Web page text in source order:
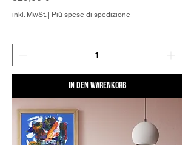
inkl. MwSt. | Più spese di spedizione
In den Warenkorb